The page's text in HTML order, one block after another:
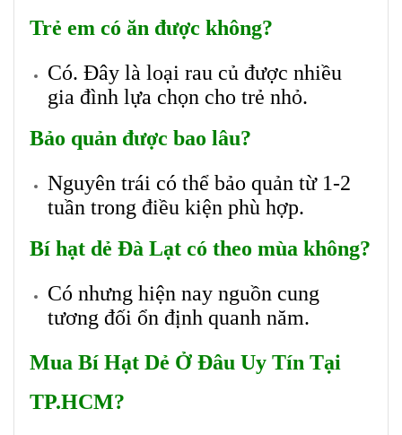
Trẻ em có ăn được không?
Có. Đây là loại rau củ được nhiều
gia đình lựa chọn cho trẻ nhỏ.
Bảo quản được bao lâu?
Nguyên trái có thể bảo quản từ 1-2
tuần trong điều kiện phù hợp.
Bí hạt dẻ Đà Lạt có theo mùa không?
Có nhưng hiện nay nguồn cung
tương đối ổn định quanh năm.
Mua Bí Hạt Dẻ Ở Đâu Uy Tín Tại
TP.HCM?